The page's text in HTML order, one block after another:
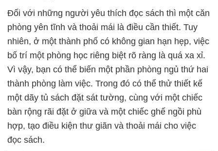
Đối với những người yêu thích đọc sách thì một căn
phòng yên tĩnh và thoải mái là điều cần thiết. Tuy
nhiên, ở một thành phố có không gian hạn hẹp, việc
bố trí một phòng học riêng biệt rõ ràng là quá xa xỉ.
Vì vậy, bạn có thể biến một phần phòng ngủ thứ hai
thành phòng làm việc. Trong đó có thể thử thiết kế
một dãy tủ sách đặt sát tường, cùng với một chiếc
bàn rộng rãi đặt ở giữa và một chiếc ghế ngồi phù
hợp, tạo điều kiện thư giãn và thoải mái cho việc
đọc sách.